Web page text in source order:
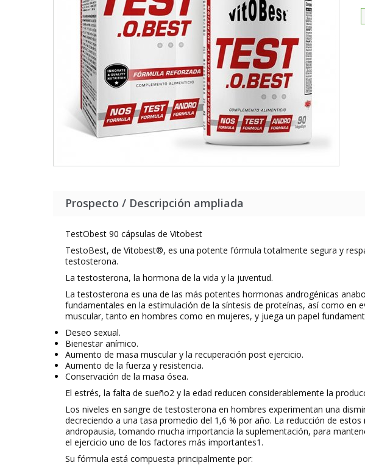
Prospecto / Descripción ampliada
TestObest 90 cápsulas de Vitobest
TestoBest, de Vitobest®, es una potente fórmula totalmente segura y
testosterona.
La testosterona, la hormona de la vida y la juventud.
La testosterona es una de las más potentes hormonas androgénicas
fundamentales en la estimulación de la síntesis de proteínas, así como
muscular, tanto en hombres como en mujeres, y juega un papel
Deseo sexual.
Bienestar anímico.
Aumento de masa muscular y la recuperación post ejercicio.
Aumento de la fuerza y resistencia.
Conservación de la masa ósea.
El estrés, la falta de sueño2 y la edad reducen considerablemente la
Los niveles en sangre de testosterona en hombres experimentan una
decreciendo a una tasa promedio del 1,6 % por año. La reducción de
andropausia,tomando mucha importancia la suplementación, para
el ejercicio uno de los factores más importantes1 .
Su fórmula está compuesta principalmente por: